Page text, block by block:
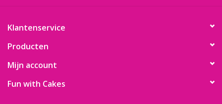
Klantenservice
Producten
Mijn account
Fun with Cakes